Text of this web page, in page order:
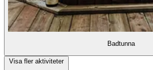
Badtunna
Visa fler aktiviteter